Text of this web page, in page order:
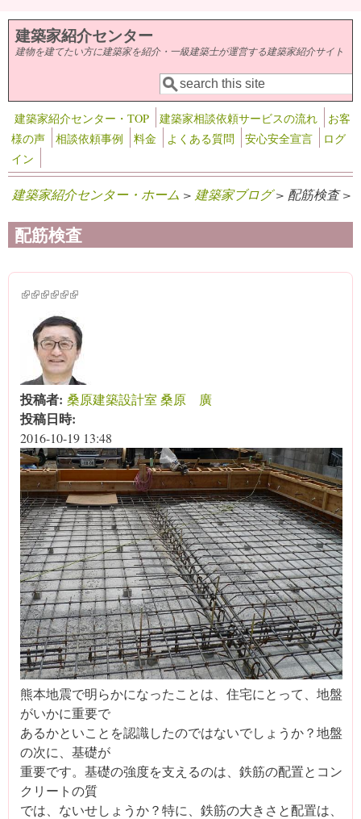
メインコンテンツに移動
建築家紹介センター
建物を建てたい方に建築家を紹介・一級建築士が運営する建築家紹介サイト
検索フォーム
検索
建築家紹介センター・TOP 建築家相談依頼サービスの流れ
お客
様の声
相談依頼事例 料金 よくある質問 安心安全宣言
ログ
イン
建築家紹介センター・ホーム > 建築家ブログ> 配筋検査 >
配筋検査
(link is external)
(link is external)
(link is external)
(link is external)
(link is external)
(link is external)
投稿者: 桑原建築設計室 桑原 廣
投稿日時:
2016-10-19 13:48
熊本地震で明らかになったことは、住宅にとって、地盤
がいかに重要で
あるかといことを認識したのではないでしょうか？地盤
の次に、基礎が
重要です。基礎の強度を支えるのは、鉄筋の配置とコン
クリートの質
では、ないせしょうか？特に、鉄筋の大きさと配置は、